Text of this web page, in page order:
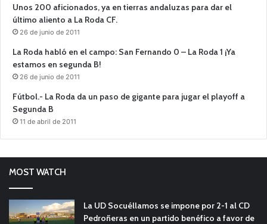
Unos 200 aficionados, ya en tierras andaluzas para dar el
último aliento a La Roda CF.
26 de junio de 2011
La Roda habló en el campo: San Fernando 0 – La Roda 1 ¡Ya
estamos en segunda B!
26 de junio de 2011
Fútbol.- La Roda da un paso de gigante para jugar el playoff a
Segunda B
11 de abril de 2011
MOST WATCH
La UD Socuéllamos se impone por 2-1 al CD
Pedroñeras en un partido benéfico a favor de